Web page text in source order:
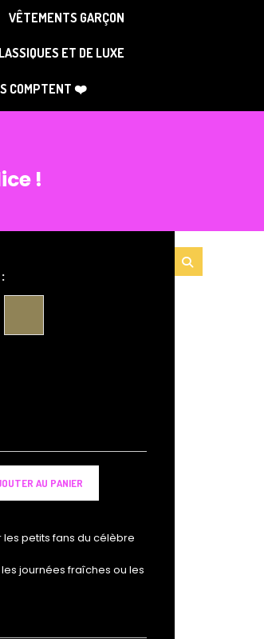
VÊTEMENTS GARÇON
ET DE LUXE
COMPTENT ❤️
!
AU PANIER
petits fans du célèbre
journées fraîches ou les